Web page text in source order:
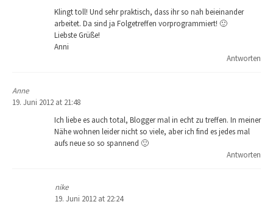
Klingt toll! Und sehr praktisch, dass ihr so nah beieinander
arbeitet. Da sind ja Folgetreffen vorprogrammiert! 🙂
Liebste Grüße!
Anni
Antworten
Anne
19. Juni 2012 at 21:48
Ich liebe es auch total, Blogger mal in echt zu treffen. In meiner
Nähe wohnen leider nicht so viele, aber ich find es jedes mal
aufs neue so so spannend 🙂
Antworten
nike
19. Juni 2012 at 22:24